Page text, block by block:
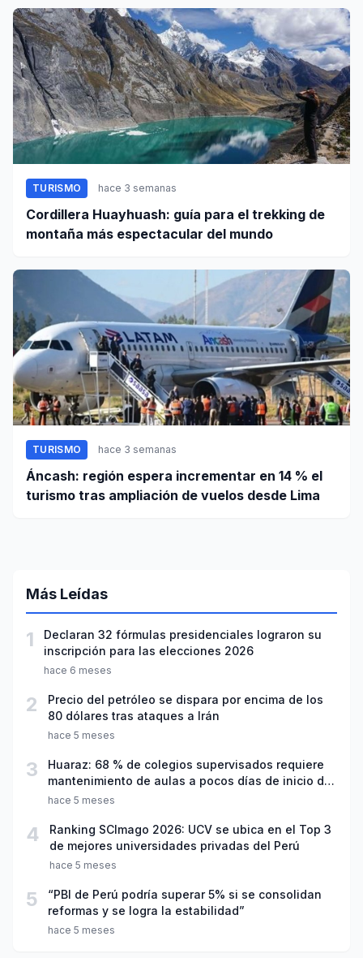
TURISMO hace 3 semanas
Cordillera Huayhuash: guía para el trekking de
montaña más espectacular del mundo
TURISMO hace 3 semanas
Áncash: región espera incrementar en 14 % el
turismo tras ampliación de vuelos desde Lima
Más Leídas
1
Declaran 32 fórmulas presidenciales lograron su
inscripción para las elecciones 2026
hace 6 meses
2
Precio del petróleo se dispara por encima de los
80 dólares tras ataques a Irán
hace 5 meses
3
Huaraz: 68 % de colegios supervisados requiere
mantenimiento de aulas a pocos días de inicio del
año escolar 2026
hace 5 meses
4
Ranking SCImago 2026: UCV se ubica en el Top 3
de mejores universidades privadas del Perú
hace 5 meses
5
“PBI de Perú podría superar 5% si se consolidan
reformas y se logra la estabilidad”
hace 5 meses